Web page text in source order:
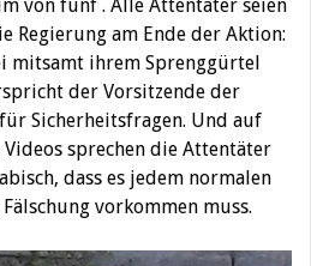
von fünf . Alle Attentäter seien
Regierung am Ende der Aktion:
mitsamt ihrem Sprenggürtel
der Vorsitzende der
Sicherheitsfragen. Und auf
sprechen die Attentäter
dass es jedem normalen
vorkommen muss.